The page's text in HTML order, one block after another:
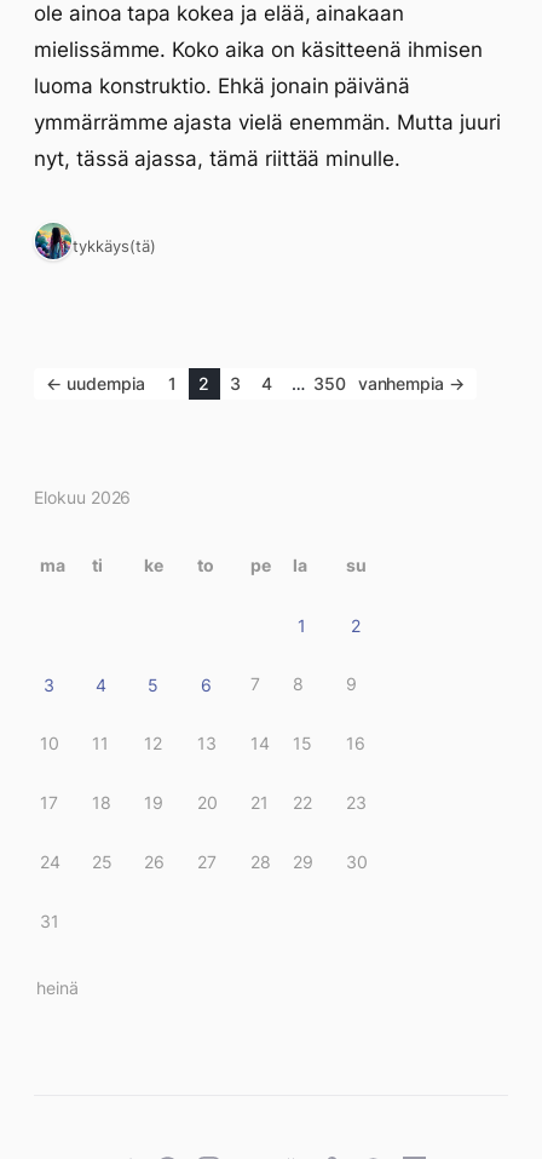
ole ainoa tapa kokea ja elää, ainakaan
mielissämme. Koko aika on käsitteenä ihmisen
luoma konstruktio. Ehkä jonain päivänä
ymmärrämme ajasta vielä enemmän. Mutta juuri
nyt, tässä ajassa, tämä riittää minulle.
1 tykkäys(tä)
← uudempia 1 2 3 4 … 350 vanhempia →
Kirjoitukset
Elokuu 2026
ma ti ke to pe la su
1 2
3 4 5 6 7 8 9
10 11 12 13 14 15 16
17 18 19 20 21 22 23
24 25 26 27 28 29 30
31
« heinä